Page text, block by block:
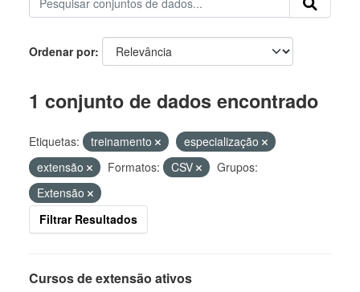
Ordenar por
1 conjunto de dados encontrado
Etiquetas: treinamento
especialização
extensão
Formatos: CSV
Grupos:
Extensão
Filtrar Resultados
Cursos de extensão ativos